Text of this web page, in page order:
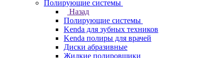
Полирующие системы
Назад
Полирующие системы
Kenda для зубных техников
Kenda полиры для врачей
Диски абразивные
Жидкие полировщики